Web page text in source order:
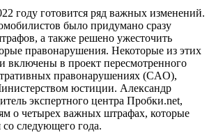
году готовится ряд важных изменений.
было придумано сразу
а также решено ужесточить
правонарушения. Некоторые из этих
включены в проект пересмотренного
правонарушениях (CAO),
юстиции. Александр
экспертного центра Пробки.net,
о четырех важных штрафах, которые
следующего года.